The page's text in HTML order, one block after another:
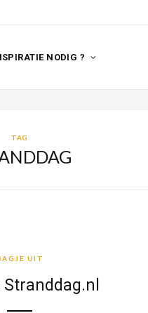
NODIG ?
TAG
UIT
Stranddag.nl